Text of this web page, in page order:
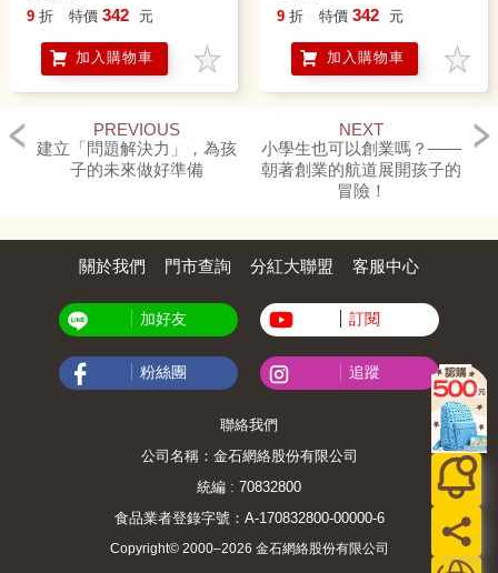
9 折 特價 342 元
加入購物車
9 折 特價 342 元
加入購物車
PREVIOUS
建立「問題解決力」，為孩
子的未來做好準備
NEXT
小學生也可以創業嗎？——
朝著創業的航道展開孩子的
冒險！
關於我們 門市查詢 分紅大聯盟 客服中心
加好友 訂閱
粉絲團 追蹤
聯絡我們
公司名稱：金石網絡股份有限公司
統編 : 70832800
食品業者登錄字號：A-170832800-00000-6
Copyright© 2000–2026 金石網絡股份有限公司